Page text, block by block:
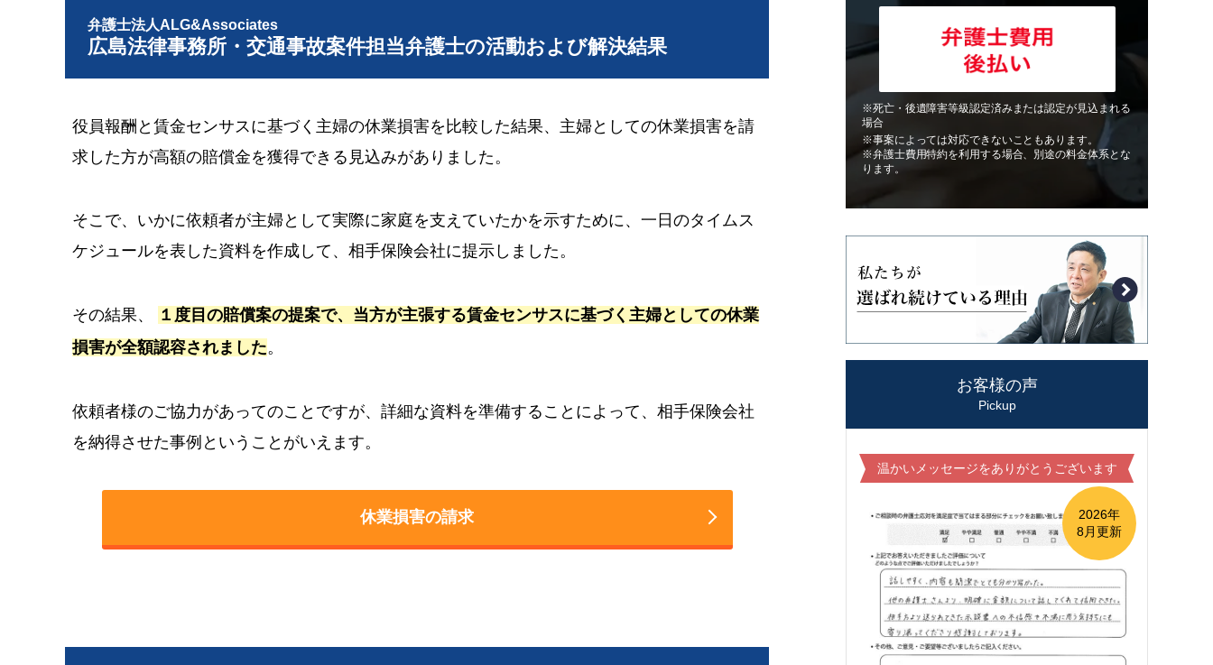
弁護士法人ALG&Associates
広島法律事務所・交通事故案件担当弁護士の活動および解決結果
役員報酬と賃金センサスに基づく主婦の休業損害を比較した結果、主婦としての休業損害を請
求した方が高額の賠償金を獲得できる見込みがありました。
そこで、いかに依頼者が主婦として実際に家庭を支えていたかを示すために、一日のタイムス
ケジュールを表した資料を作成して、相手保険会社に提示しました。
その結果、
１度目の賠償案の提案で、当方が主張する賃金センサスに基づく主婦としての休業
損害が全額認容されました。
依頼者様のご協力があってのことですが、詳細な資料を準備することによって、相手保険会社
を納得させた事例ということがいえます。
休業損害の請求
※死亡・後遺障害等級認定済みまたは認定が見込まれる
場合
※事案によっては対応できないこともあります。
※弁護士費用特約を利用する場合、別途の料金体系とな
ります。
お客様の声
Pickup
温かいメッセージをありがとうございます
2026年
8月更新